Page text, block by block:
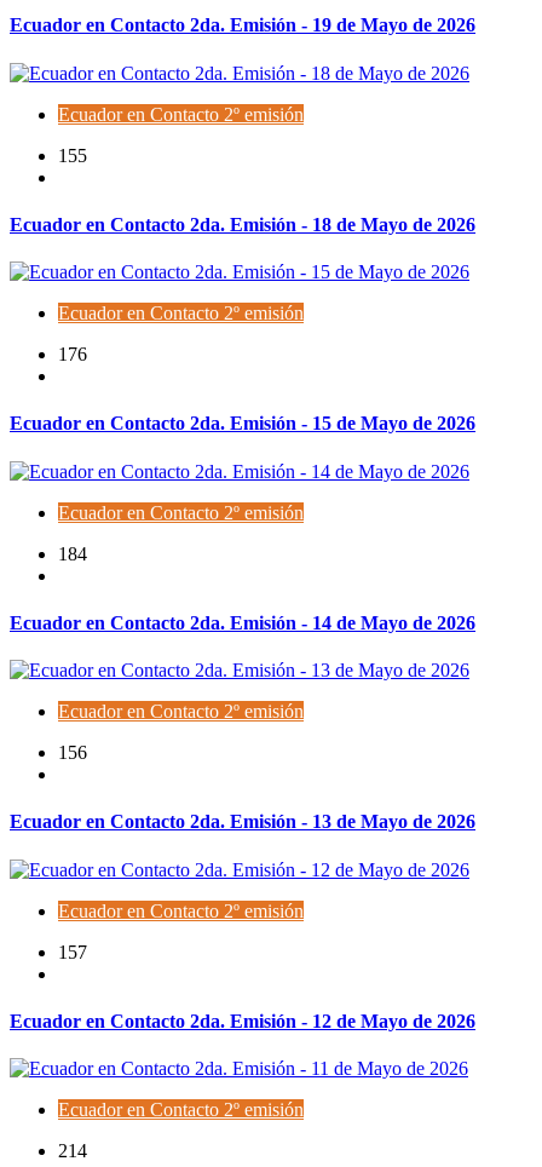
Ecuador en Contacto 2da. Emisión - 19 de Mayo de 2026
Ecuador en Contacto 2º emisión
155
Ecuador en Contacto 2da. Emisión - 18 de Mayo de 2026
Ecuador en Contacto 2º emisión
176
Ecuador en Contacto 2da. Emisión - 15 de Mayo de 2026
Ecuador en Contacto 2º emisión
184
Ecuador en Contacto 2da. Emisión - 14 de Mayo de 2026
Ecuador en Contacto 2º emisión
156
Ecuador en Contacto 2da. Emisión - 13 de Mayo de 2026
Ecuador en Contacto 2º emisión
157
Ecuador en Contacto 2da. Emisión - 12 de Mayo de 2026
Ecuador en Contacto 2º emisión
214